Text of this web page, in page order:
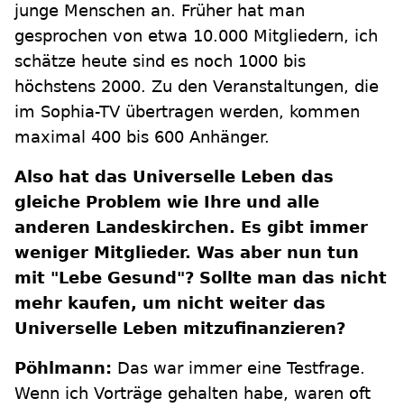
junge Menschen an. Früher hat man
gesprochen von etwa 10.000 Mitgliedern, ich
schätze heute sind es noch 1000 bis
höchstens 2000. Zu den Veranstaltungen, die
im Sophia-TV übertragen werden, kommen
maximal 400 bis 600 Anhänger.
Also hat das Universelle Leben das
gleiche Problem wie Ihre und alle
anderen Landeskirchen. Es gibt immer
weniger Mitglieder. Was aber nun tun
mit "Lebe Gesund"? Sollte man das nicht
mehr kaufen, um nicht weiter das
Universelle Leben mitzufinanzieren?
Pöhlmann: Das war immer eine Testfrage.
Wenn ich Vorträge gehalten habe, waren oft